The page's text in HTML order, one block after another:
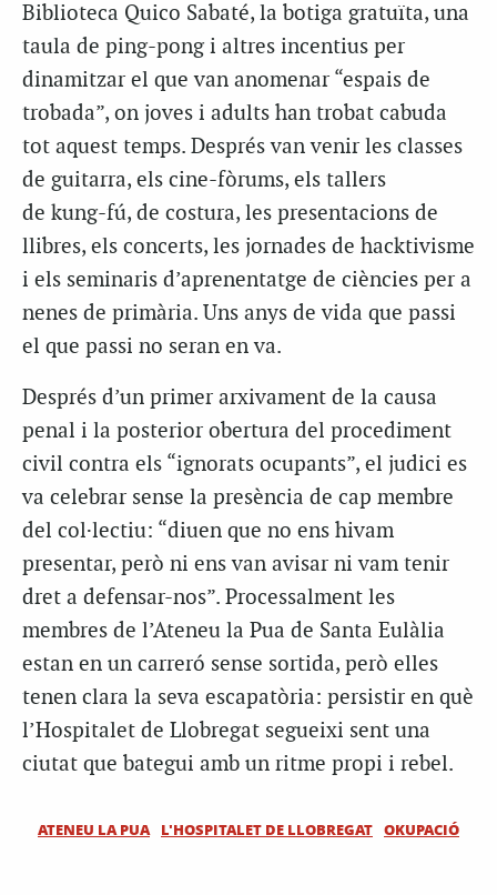
Biblioteca Quico Sabaté, la botiga gratuïta, una
taula de ping-pong i altres incentius per
dinamitzar el que van anomenar “espais de
trobada”, on joves i adults han trobat cabuda
tot aquest temps. Després van venir les classes
de guitarra, els cine-fòrums, els tallers
de kung-fú, de costura, les presentacions de
llibres, els concerts, les jornades de hacktivisme
i els seminaris d’aprenentatge de ciències per a
nenes de primària. Uns anys de vida que passi
el que passi no seran en va.
Després d’un primer arxivament de la causa
penal i la posterior obertura del procediment
civil contra els “ignorats ocupants”, el judici es
va celebrar sense la presència de cap membre
del col·lectiu: “diuen que no ens hivam
presentar, però ni ens van avisar ni vam tenir
dret a defensar-nos”. Processalment les
membres de l’Ateneu la Pua de Santa Eulàlia
estan en un carreró sense sortida, però elles
tenen clara la seva escapatòria: persistir en què
l’Hospitalet de Llobregat segueixi sent una
ciutat que bategui amb un ritme propi i rebel.
ATENEU LA PUA L'HOSPITALET DE LLOBREGAT OKUPACIÓ